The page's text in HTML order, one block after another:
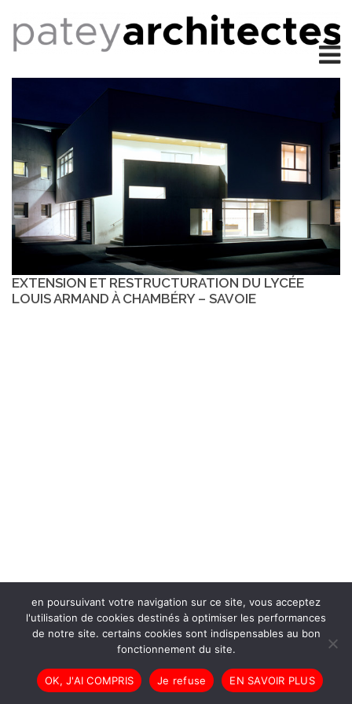
EXTENSION ET RESTRUCTURATION DU LYCÉE
LOUIS ARMAND À CHAMBÉRY – SAVOIE
en poursuivant votre navigation sur ce site, vous acceptez
l'utilisation de cookies destinés à optimiser les performances
de notre site. certains cookies sont indispensables au bon
fonctionnement du site.
OK, J'AI COMPRIS Je refuse EN SAVOIR PLUS